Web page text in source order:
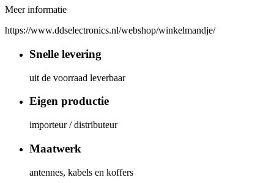
Meer informatie
https://www.ddselectronics.nl/webshop/winkelmandje/
Snelle levering
uit de voorraad leverbaar
Eigen productie
importeur / distributeur
Maatwerk
antennes, kabels en koffers